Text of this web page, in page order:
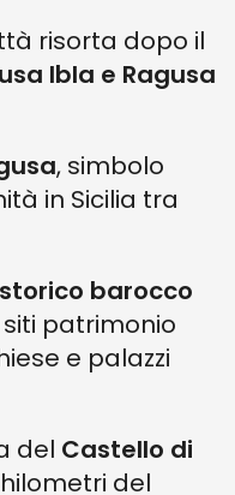
risorta dopo il
Ibla e Ragusa
, simbolo
in Sicilia tra
barocco
siti patrimonio
e palazzi
del Castello di
del